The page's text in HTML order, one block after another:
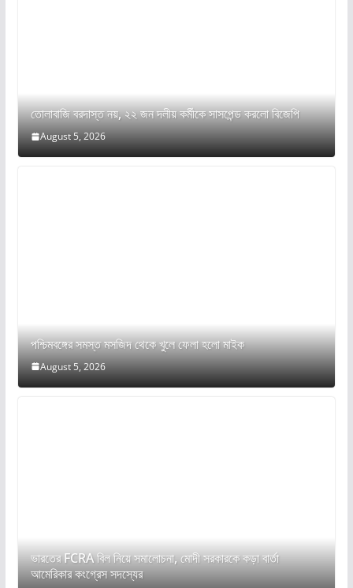
তোলাবাজি বরদাস্ত নয়, ২২ জন দলীয় কর্মীকে সাসপেন্ড করলো বিজেপি
August 5, 2026
পশ্চিমবঙ্গের সমস্ত মসজিদ থেকে খুলে ফেলা হলো মাইক
August 5, 2026
ভারতের FCRA বিল নিয়ে সমালোচনা, মোদী সরকারকে কড়া বার্তা
আমেরিকার কংগ্রেস সদস্যের